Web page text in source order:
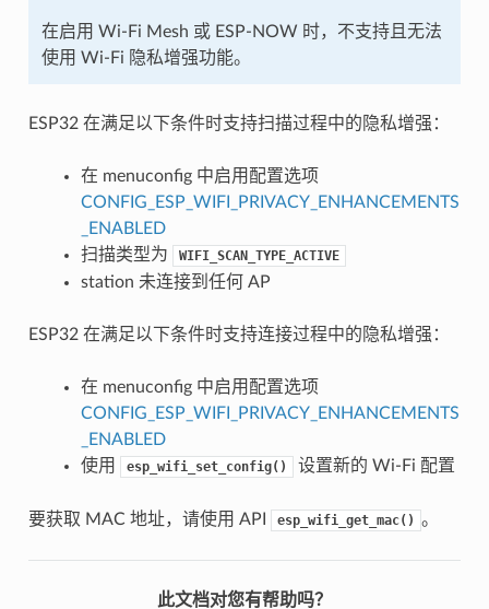
在启用 Wi-Fi Mesh 或 ESP-NOW 时，不支持且无法
使用 Wi-Fi 隐私增强功能。
ESP32 在满足以下条件时支持扫描过程中的隐私增强：
在 menuconfig 中启用配置选项
CONFIG_ESP_WIFI_PRIVACY_ENHANCEMENTS
_ENABLED
扫描类型为
WIFI_SCAN_TYPE_ACTIVE
station 未连接到任何 AP
ESP32 在满足以下条件时支持连接过程中的隐私增强：
在 menuconfig 中启用配置选项
CONFIG_ESP_WIFI_PRIVACY_ENHANCEMENTS
_ENABLED
使用
esp_wifi_set_config() 设置新的 Wi-Fi 配置
要获取 MAC 地址，请使用 API esp_wifi_get_mac() 。
此文档对您有帮助吗？